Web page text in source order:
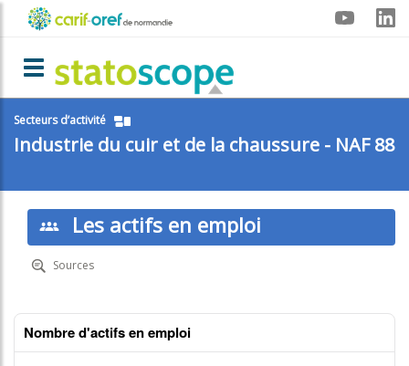
Aller
principal
Menu
carif-
oref
Toggle navigation
Secteurs d’activité
Industrie du cuir et de la chaussure - NAF 88
Les actifs en emploi
Sources
Nombre d'actifs en emploi